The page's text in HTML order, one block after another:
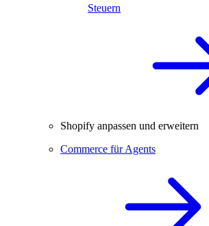
Steuern
Shopify anpassen und erweitern
Commerce für Agents